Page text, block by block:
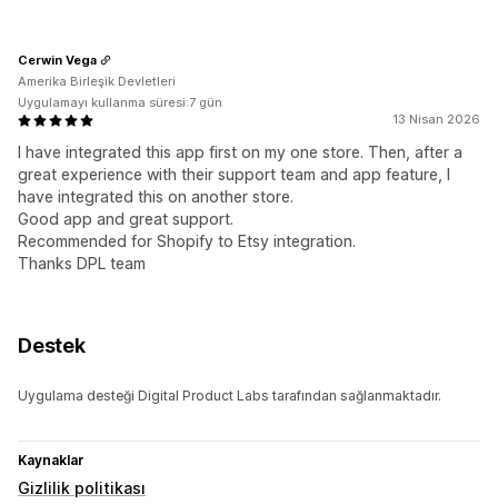
13 Nisan 2026
I have integrated this app first on my one store. Then, after a
great experience with their support team and app feature, I
have integrated this on another store.
Good app and great support.
Recommended for Shopify to Etsy integration.
Thanks DPL team
Cerwin Vega
Amerika Birleşik Devletleri
Uygulamayı kullanma süresi:7 gün
Destek
Uygulama desteği Digital Product Labs tarafından sağlanmaktadır.
Kaynaklar
Gizlilik politikası